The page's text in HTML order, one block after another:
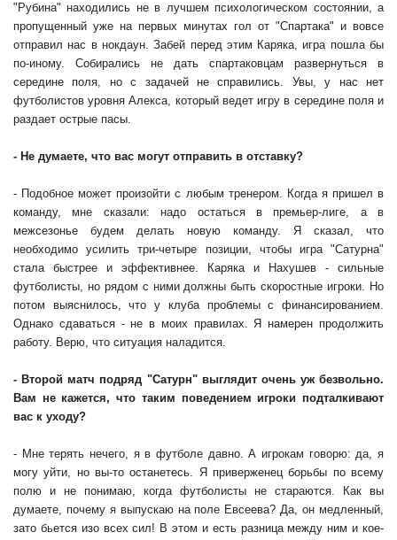
"Рубина" находились не в лучшем психологическом состоянии, а
пропущенный уже на первых минутах гол от "Спартака" и вовсе
отправил нас в нокдаун. Забей перед этим Каряка, игра пошла бы
по-иному. Собирались не дать спартаковцам развернуться в
середине поля, но с задачей не справились. Увы, у нас нет
футболистов уровня Алекса, который ведет игру в середине поля и
раздает острые пасы.
- Не думаете, что вас могут отправить в отставку?
- Подобное может произойти с любым тренером. Когда я пришел в
команду, мне сказали: надо остаться в премьер-лиге, а в
межсезонье будем делать новую команду. Я сказал, что
необходимо усилить три-четыре позиции, чтобы игра "Сатурна"
стала быстрее и эффективнее. Каряка и Нахушев - сильные
футболисты, но рядом с ними должны быть скоростные игроки. Но
потом выяснилось, что у клуба проблемы с финансированием.
Однако сдаваться - не в моих правилах. Я намерен продолжить
работу. Верю, что ситуация наладится.
- Второй матч подряд "Сатурн" выглядит очень уж безвольно.
Вам не кажется, что таким поведением игроки подталкивают
вас к уходу?
- Мне терять нечего, я в футболе давно. А игрокам говорю: да, я
могу уйти, но вы-то останетесь. Я приверженец борьбы по всему
полю и не понимаю, когда футболисты не стараются. Как вы
думаете, почему я выпускаю на поле Евсеева? Да, он медленный,
зато бьется изо всех сил! В этом и есть разница между ним и кое-